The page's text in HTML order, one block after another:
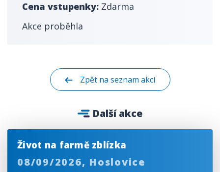
Cena vstupenky: Zdarma
Akce proběhla
Zpět na seznam akcí
Další akce
Život na farmě zblízka
08/09/2026, Hoslovice